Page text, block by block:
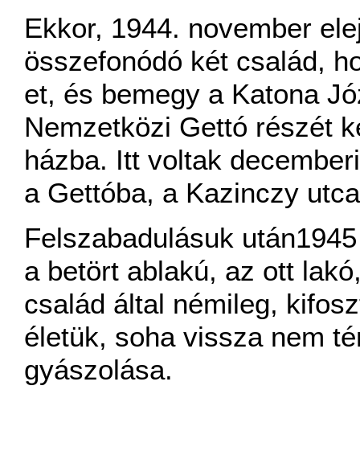
Ekkor, 1944. november
összefonódó két család,
et, és bemegy a Katona
Nemzetközi Gettó részét
házba. Itt voltak
a Gettóba, a Kazinczy
Felszabadulásuk
a betört ablakú, az ott
család által némileg,
életük, soha vissza nem
gyászolása.